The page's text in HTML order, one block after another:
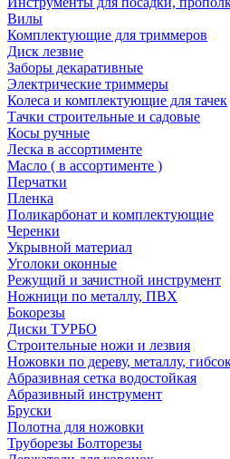
Вилы
Комплектующие для триммеров
Диск лезвие
Заборы декаративные
Электрические триммеры
Колеса и комплектующие для тачек
Тачки строительные и садовые
Косы ручные
Леска в ассортименте
Масло ( в ассортименте )
Перчатки
Пленка
Поликарбонат и комплектующие
Черенки
Укрывной материал
Уголоки оконные
Режущий и зачистной инструмент
Ножници по металлу, ПВХ
Бокорезы
Диски ТУРБО
Строительные ножи и лезвия
Ножовки по дереву, металлу,
Абразивная сетка водостойкая
Абразивный инструмент
Бруски
Полотна для ножовки
Труборезы Болторезы